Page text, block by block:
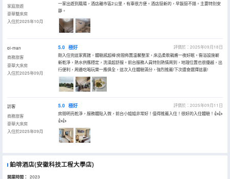
家庭旅遊
豪華雙床房
入住於2025年10月
一家出遊到鳳陽，酒店離市區2公里，有車很方便。酒店挺新的，早飯挺不錯。主要特別安
靜。
ol-man
商務旅客
豪華大床房
入住於2025年09月
5.0 極好
評價於：2025年09月18日
剛入住完這家賓館，體驗感超棒!房間佈置温馨整潔，床品柔軟親膚一夜好眠。衞浴設施嶄
新乾淨，熱水供應穩定，洗澡超舒服。前台服務人員特別熱情周到，地理位置也很優越，出
行便利，周邊吃喝玩樂一應俱全，這次入住體驗滿分，強烈推薦!下次還會選擇這裏!
訪客
商務旅客
豪華大床房
入住於2025年09月
5.0 極好
評價於：2025年09月11日
房間明亮乾淨，服務體貼入微，前台小姐姐非常好！值得推薦入住！很好的入住體驗！👍👍
👍👍
鉑啡酒店(安徽科技工程大學店)
開業時間： 2023